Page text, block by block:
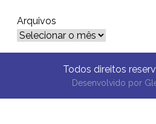
Arquivos
Arquivos
Todos direitos
Desenvolvido por